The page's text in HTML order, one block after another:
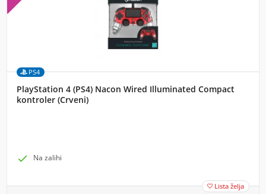
PS4
PlayStation 4 (PS4) Nacon Wired Illuminated Compact
kontroler (Crveni)
 Na zalihi
 Lista želja